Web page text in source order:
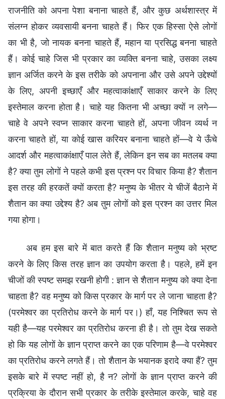
राजनीति को अपना पेशा बनाना चाहते हैं, और कुछ अर्थशास्त्र में
संलग्न होकर व्यवसायी बनना चाहते हैं। फिर एक हिस्सा ऐसे लोगों
का भी है, जो नायक बनना चाहते हैं, महान या प्रसिद्ध बनना चाहते
हैं। कोई चाहे जिस भी प्रकार का व्यक्ति बनना चाहे, उसका लक्ष्य
ज्ञान अर्जित करने के इस तरीके को अपनाना और उसे अपने उद्देश्यों
के लिए, अपनी इच्छाएँ और महत्‍वाकांक्षाएँ साकार करने के लिए
इस्तेमाल करना होता है। चाहे यह कितना भी अच्छा क्यों न लगे—
चाहे वे अपने स्वप्न साकार करना चाहते हों, अपना जीवन व्यर्थ न
करना चाहते हों, या कोई खास करियर बनाना चाहते हों—वे ये ऊँचे
आदर्श और महत्वाकांक्षाएँ पाल लेते हैं, लेकिन इन सब का मतलब क्या
है? क्या तुम लोगों ने पहले कभी इस प्रश्न पर विचार किया है? शैतान
इस तरह की हरकतें क्यों करता है? मनुष्य के भीतर ये चीजें बैठाने में
शैतान का क्या उद्देश्य है? अब तुम लोगों को इस प्रश्न का उत्तर मिल
गया होगा।
अब हम इस बारे में बात करते हैं कि शैतान मनुष्य को भ्रष्ट
करने के लिए किस तरह ज्ञान का उपयोग करता है। पहले, हमें इन
चीजों की स्पष्ट समझ रखनी होगी : ज्ञान से शैतान मनुष्य को क्या देना
चाहता है? वह मनुष्‍य को किस प्रकार के मार्ग पर ले जाना चाहता है?
(परमेश्वर का प्रतिरोध करने के मार्ग पर।) हाँ, यह निश्चित रूप से
यही है—यह परमेश्वर का प्रतिरोध करना ही है। तो तुम देख सकते
हो कि यह लोगों के ज्ञान प्राप्त करने का एक परिणाम है—वे परमेश्वर
का प्रतिरोध करने लगते हैं। तो शैतान के भयानक इरादे क्या हैं? तुम
इसके बारे में स्पष्ट नहीं हो, है न? लोगों के ज्ञान प्राप्त करने की
प्रक्रिया के दौरान सभी प्रकार के तरीके इस्तेमाल करके, चाहे वह